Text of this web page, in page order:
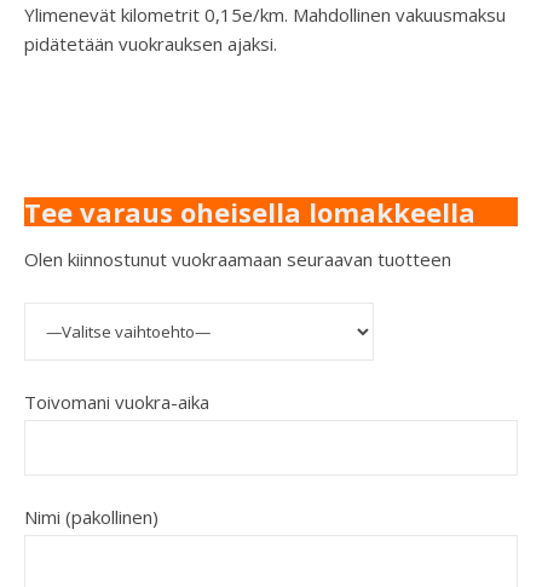
Ylimenevät kilometrit 0,15e/km. Mahdollinen vakuusmaksu
pidätetään vuokrauksen ajaksi.
Tee varaus oheisella lomakkeella
Olen kiinnostunut vuokraamaan seuraavan tuotteen
Toivomani vuokra-aika
Nimi (pakollinen)